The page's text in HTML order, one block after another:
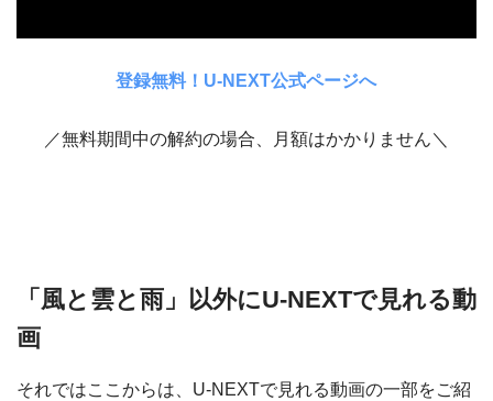
登録無料！U-NEXT公式ページへ
／無料期間中の解約の場合、月額はかかりません＼
「風と雲と雨」以外にU-NEXTで見れる動
画
それではここからは、U-NEXTで見れる動画の一部をご紹